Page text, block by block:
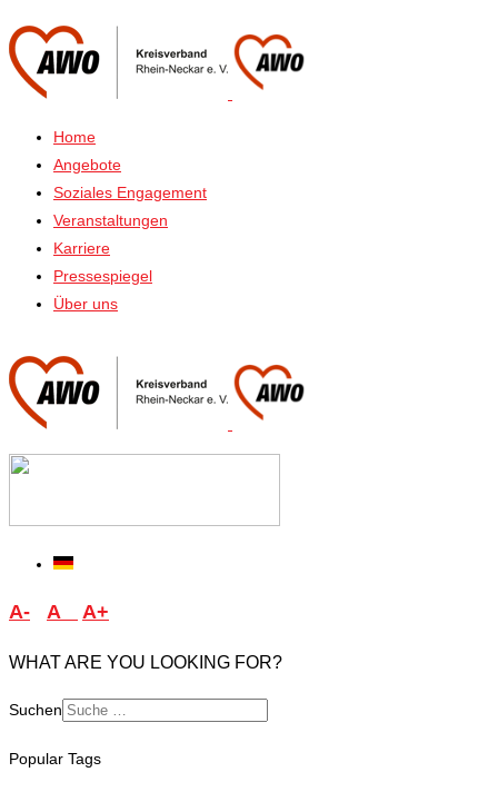
Home
Angebote
Soziales Engagement
Veranstaltungen
Karriere
Pressespiegel
Über uns
A- A A+
WHAT ARE YOU LOOKING FOR?
Suchen
for results.
Popular Tags